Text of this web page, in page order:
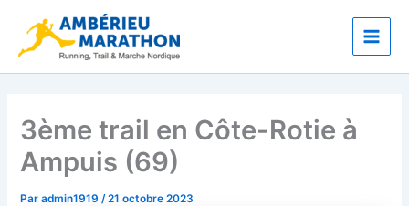
contenu
Main
3ème trail en Côte-Rotie à
Ampuis (69)
Paradmin1919/21 octobre 2023